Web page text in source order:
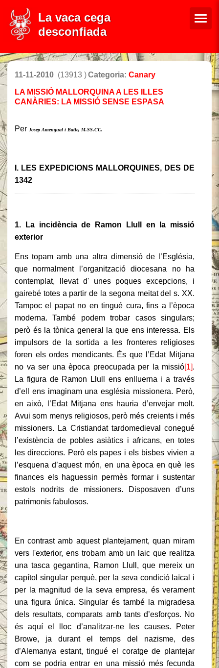
La vaca cega
desconfiada
11-11-2010 (13913 )Categoria: Canary
LA MISSIÓ MALLORQUINA A LES ILLES
CANÀRIES: LA MISSIÓ SENSE ESPASA
Per Josep Amengual i Batle, M.SS.CC.
. LES EXPEDICIONS MALLORQUINES, DES DE
1342
1. La incidència de Ramon Llull en la missió
exterior
Ens topam amb una altra dimensió de l’Església,
que normalment l’organització diocesana no ha
contemplat, llevat d' unes poques excepcions, i
gairebé totes a partir de la segona meitat del s. XX.
Tampoc el papat no en tingué cura, fins a l’època
moderna. També podem trobar casos singulars;
però és la tònica general la que ens interessa. Els
impulsors de la sortida a les fronteres religioses
foren els ordes mendicants. És que l’Edat Mitjana
no va ser una època preocupada per la missió[1].
La figura de Ramon Llull ens enlluerna i a través
d’ell ens imaginam una església missionera. Però,
en això, l’Edat Mitjana ens hauria d’envejar molt.
Avui som menys religiosos, però més creients i més
missioners. La Cristiandat tardomedieval conegué
l’existència de pobles asiàtics i africans, en totes
les direccions. Però els papes i els bisbes vivien a
l’esquena d’aquest món, en una època en què les
finances els haguessin permès formar i sustentar
estols nodrits de missioners. Disposaven d’uns
patrimonis fabulosos.
En contrast amb aquest plantejament, quan miram
vers l'exterior, ens trobam amb un laic que realitza
una tasca gegantina, Ramon Llull, que mereix un
capítol singular perquè, per la seva condició laïcal i
per la magnitud de la seva empresa, és verament
una figura única. Singular és també la migradesa
dels resultats, comparats amb tants d’esforços. No
és aquí el lloc d’analitzar-ne les causes. Peter
Browe, ja durant el temps del nazisme, des
d’Alemanya estant, tingué el coratge de plantejar
com se podria entrar en una missió més fecunda